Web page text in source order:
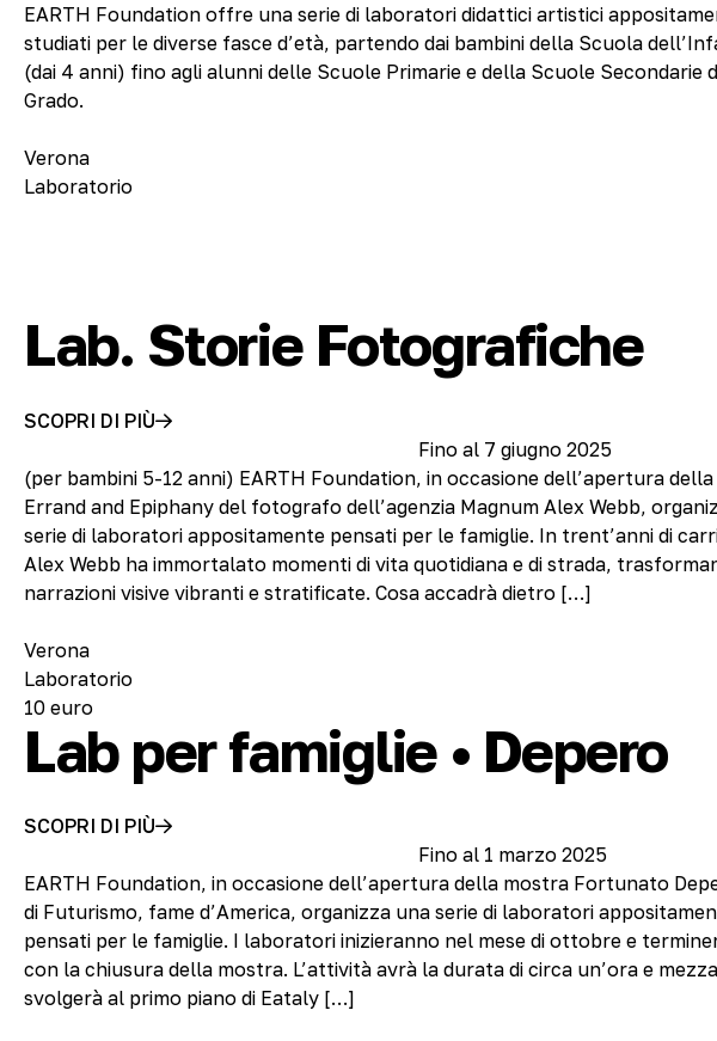
EARTH Foundation offre una serie di laboratori didattici artistici
studiati per le diverse fasce d’età, partendo dai bambini della Scuola
(dai 4 anni) fino agli alunni delle Scuole Primarie e della Scuole Secondarie
Grado.
Verona
Laboratorio
Lab. Storie Fotografiche
SCOPRI DI PIÙ
Fino al 7 giugno 2025
(per bambini 5-12 anni) EARTH Foundation, in occasione dell’apertura
Errand and Epiphany del fotografo dell’agenzia Magnum Alex Webb,
serie di laboratori appositamente pensati per le famiglie. In trent’anni di
Alex Webb ha immortalato momenti di vita quotidiana e di strada,
narrazioni visive vibranti e stratificate. Cosa accadrà dietro […]
Verona
Laboratorio
10 euro
Lab per famiglie • Depero
SCOPRI DI PIÙ
Fino al 1 marzo 2025
EARTH Foundation, in occasione dell’apertura della mostra Fortunato
di Futurismo, fame d’America, organizza una serie di laboratori
pensati per le famiglie. I laboratori inizieranno nel mese di ottobre e
con la chiusura della mostra. L’attività avrà la durata di circa un’ora e
svolgerà al primo piano di Eataly […]